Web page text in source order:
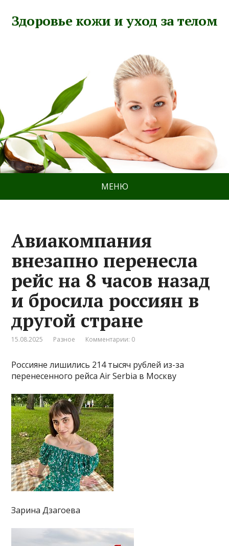
Здоровье кожи и уход за телом
МЕНЮ
Авиакомпания
внезапно перенесла
рейс на 8 часов назад
и бросила россиян в
другой стране
15.08.2025 Разное Комментарии: 0
Россияне лишились 214 тысяч рублей из-за
перенесенного рейса Air Serbia в Москву
Зарина Дзагоева